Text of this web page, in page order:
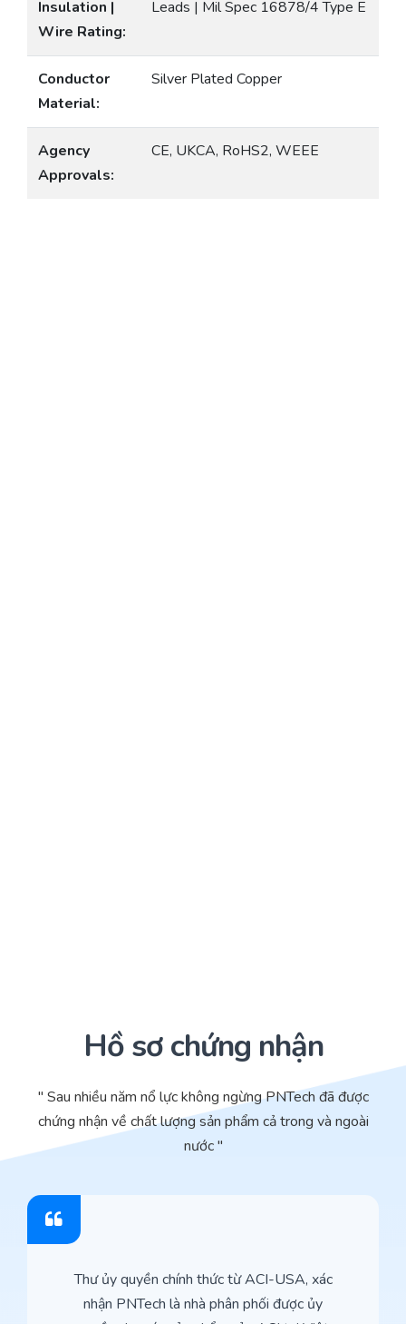
Insulation |
Wire Rating:
Leads | Mil Spec 16878/4 Type E
Conductor
Material:
Silver Plated Copper
Agency
Approvals:
CE, UKCA, RoHS2, WEEE
Hồ sơ chứng nhận
" Sau nhiều năm nổ lực không ngừng PNTech đã được
chứng nhận về chất lượng sản phẩm cả trong và ngoài
nước "
Thư ủy quyền chính thức từ ACI-USA, xác
nhận PNTech là nhà phân phối được ủy